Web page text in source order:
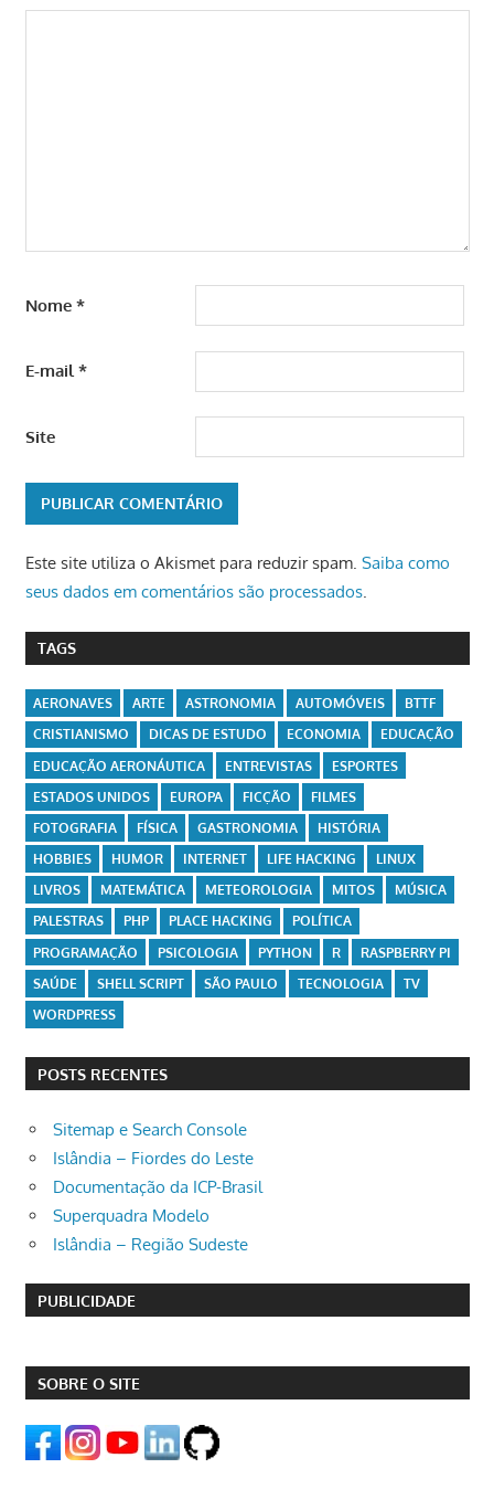
Nome *
E-mail*
Site
Este site utiliza o Akismet para reduzir spam. Saiba como
seus dados em comentários são processados.
TAGS
AERONAVES ARTE ASTRONOMIA AUTOMÓVEIS
BTTF
CRISTIANISMO
DICAS DE ESTUDO ECONOMIA
EDUCAÇÃO
EDUCAÇÃO AERONÁUTICA
ENTREVISTAS
ESPORTES
ESTADOS UNIDOS
EUROPA FICÇÃO
FILMES
FOTOGRAFIA
FÍSICA GASTRONOMIA
HISTÓRIA
HOBBIES
HUMOR INTERNET LIFE HACKING
LINUX
LIVROS
MATEMÁTICA METEOROLOGIA MITOS
MÚSICA
PALESTRAS
PHP PLACE HACKING
POLÍTICA
PROGRAMAÇÃO
PSICOLOGIA PYTHON R
RASPBERRY PI
SAÚDE
SHELL SCRIPT SÃO PAULO TECNOLOGIA
TV
WORDPRESS
POSTS RECENTES
Sitemap e Search Console
Islândia – Fiordes do Leste
Documentação da ICP-Brasil
Superquadra Modelo
Islândia – Região Sudeste
PUBLICIDADE
SOBRE O SITE